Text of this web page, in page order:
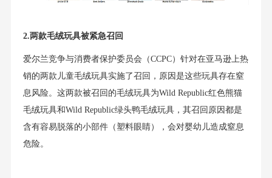
2.两款毛绒玩具被紧急召回
爱尔兰竞争与消费者保护委员会（CCPC）针对在亚马逊上热
销的两款儿童毛绒玩具实施了召回，原因是这些玩具存在窒
息风险。这两款被召回的毛绒玩具为Wild Republic红色熊猫
毛绒玩具和Wild Republic绿头鸭毛绒玩具，其召回原因都是
含有容易脱落的小部件（塑料眼睛），会对婴幼儿造成窒息
危险。